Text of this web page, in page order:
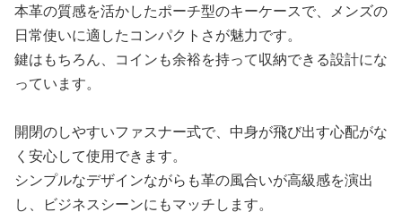
本革の質感を活かしたポーチ型のキーケースで、メンズの
日常使いに適したコンパクトさが魅力です。
鍵はもちろん、コインも余裕を持って収納できる設計にな
っています。
開閉のしやすいファスナー式で、中身が飛び出す心配がな
く安心して使用できます。
シンプルなデザインながらも革の風合いが高級感を演出
し、ビジネスシーンにもマッチします。